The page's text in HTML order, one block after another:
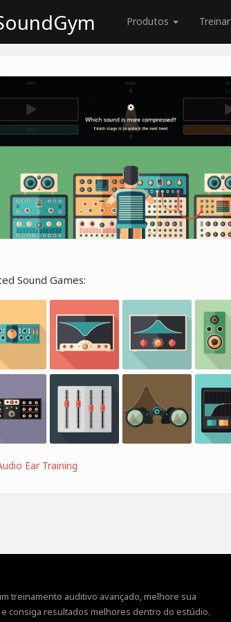
Produtos Treinar
Sound Games:
Ear Training
treinamento auditivo avançado, melhore sua
e consiga resultados melhores dentro do estúdio.